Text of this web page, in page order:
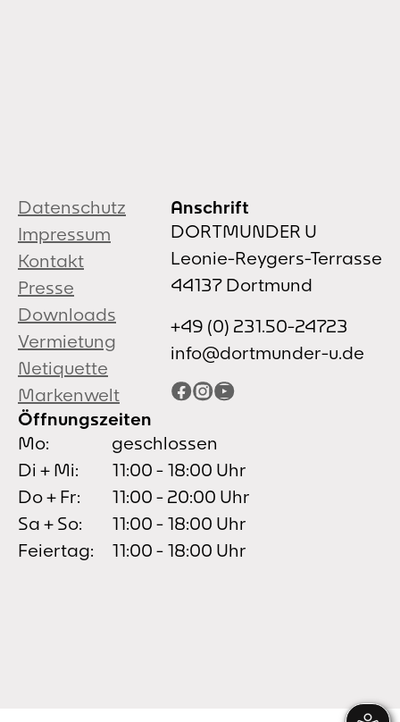
Datenschutz
Impressum
Kontakt
Presse
Downloads
Vermietung
Netiquette
Markenwelt
Anschrift
DORTMUNDER U
Leonie-Reygers-Terrasse
44137 Dortmund
+49 (0) 231.50-24723
info@dortmunder-u.de
Facebook
Instagram
YouTube
Öffnungszeiten
Mo:
geschlossen
Di + Mi:
11:00 - 18:00 Uhr
Do + Fr:
11:00 - 20:00 Uhr
Sa + So:
11:00 - 18:00 Uhr
Feiertag:
11:00 - 18:00 Uhr